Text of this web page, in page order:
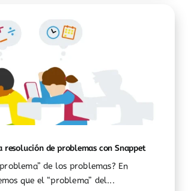
resolución de problemas con Snappet
de los problemas? En
que el “problema” del...